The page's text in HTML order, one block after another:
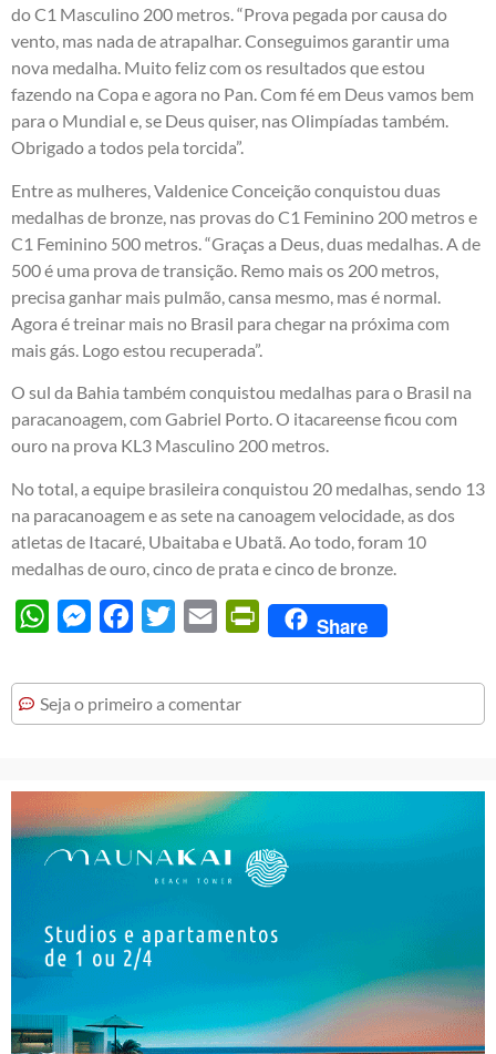
do C1 Masculino 200 metros. “Prova pegada por causa do
vento, mas nada de atrapalhar. Conseguimos garantir uma
nova medalha. Muito feliz com os resultados que estou
fazendo na Copa e agora no Pan. Com fé em Deus vamos bem
para o Mundial e, se Deus quiser, nas Olimpíadas também.
Obrigado a todos pela torcida”.
Entre as mulheres, Valdenice Conceição conquistou duas
medalhas de bronze, nas provas do C1 Feminino 200 metros e
C1 Feminino 500 metros. “Graças a Deus, duas medalhas. A de
500 é uma prova de transição. Remo mais os 200 metros,
precisa ganhar mais pulmão, cansa mesmo, mas é normal.
Agora é treinar mais no Brasil para chegar na próxima com
mais gás. Logo estou recuperada”.
O sul da Bahia também conquistou medalhas para o Brasil na
paracanoagem, com Gabriel Porto. O itacareense ficou com
ouro na prova KL3 Masculino 200 metros.
No total, a equipe brasileira conquistou 20 medalhas, sendo 13
na paracanoagem e as sete na canoagem velocidade, as dos
atletas de Itacaré, Ubaitaba e Ubatã. Ao todo, foram 10
medalhas de ouro, cinco de prata e cinco de bronze.
WhatsAppMessengerFacebook
Twitter Email PrintFriendly
Share
Seja o primeiro a comentar